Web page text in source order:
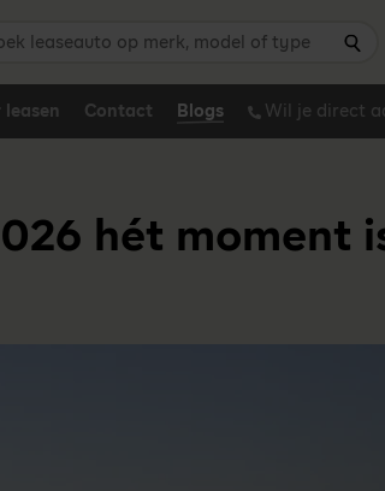
leasen Contact Blogs Wil je direct
leaseauto op merk, model of type
hét moment